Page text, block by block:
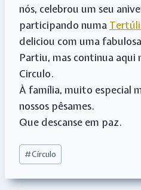
nós, celebrou um seu
participando numa
deliciou com uma
Partiu, mas continua aqui
Circulo.
À família, muito especial
nossos pêsames.
Que descanse em paz.
Post
Tags:
#Círculo